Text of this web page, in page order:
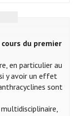
du premier
en particulier au
y avoir un effet
sont